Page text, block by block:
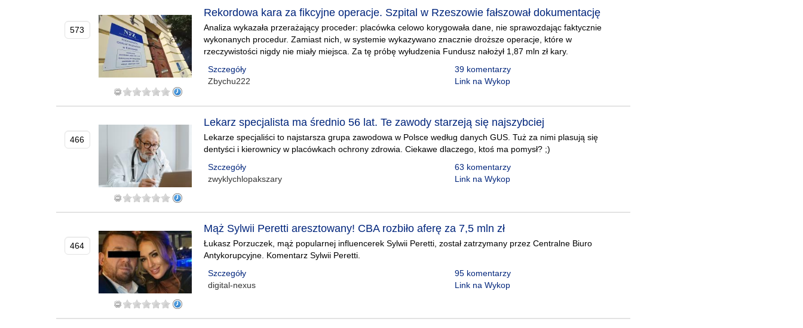
573
Rekordowa kara za fikcyjne operacje. Szpital w Rzeszowie fałszował dokumentację
Analiza wykazała przerażający proceder: placówka celowo korygowała dane, nie sprawozdając faktycznie
wykonanych procedur. Zamiast nich, w systemie wykazywano znacznie droższe operacje, które w
rzeczywistości nigdy nie miały miejsca. Za tę próbę wyłudzenia Fundusz nałożył 1,87 mln zł kary.
Szczegóły
Zbychu222
39 komentarzy
Link na Wykop
466
Lekarz specjalista ma średnio 56 lat. Te zawody starzeją się najszybciej
Lekarze specjaliści to najstarsza grupa zawodowa w Polsce według danych GUS. Tuż za nimi plasują się
dentyści i kierownicy w placówkach ochrony zdrowia. Ciekawe dlaczego, ktoś ma pomysł? ;)
Szczegóły
zwyklychlopakszary
63 komentarzy
Link na Wykop
464
Mąż Sylwii Peretti aresztowany! CBA rozbiło aferę za 7,5 mln zł
Łukasz Porzuczek, mąż popularnej influencerek Sylwii Peretti, został zatrzymany przez Centralne Biuro
Antykorupcyjne. Komentarz Sylwii Peretti.
Szczegóły
digital-nexus
95 komentarzy
Link na Wykop